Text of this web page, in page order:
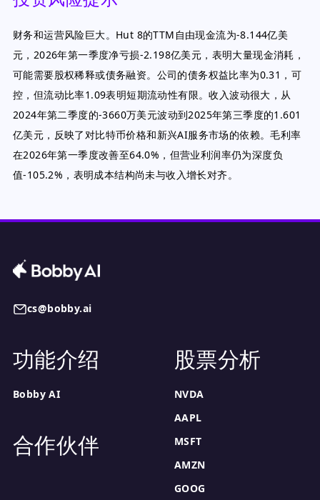
财务和运营风险巨大。Hut 8的TTM自由现金流为-8.144亿美
元，2026年第一季度净亏损-2.198亿美元，表明大量现金消耗，
可能需要股权稀释或债务融资。公司的债务权益比率为0.31，可
控，但流动比率1.09表明短期流动性有限。收入波动很大，从
2024年第二季度的-3660万美元波动到2025年第三季度的1.601
亿美元，反映了对比特币价格和新兴AI服务市场的依赖。毛利率
在2026年第一季度改善至64.0%，但营业利润率仍为深度负
值-105.2%，表明成本结构尚未与收入增长对齐。
cs@bobby.ai
功能介绍
Bobby AI
合作伙伴
股票分析
NVDA
AAPL
MSFT
AMZN
GOOG